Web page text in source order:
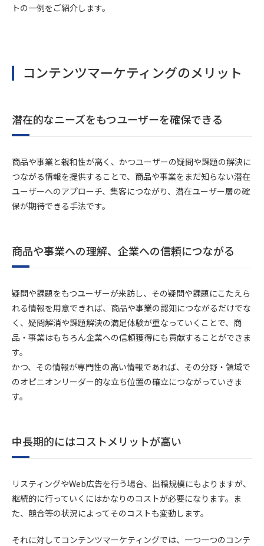
トの一例をご紹介します。
コンテンツマーケティングのメリット
潜在的なニーズをもつユーザーを確保できる
商品や事業と親和性が高く、かつユーザーの疑問や課題の解決に
つながる情報を提供することで、商品や事業をまだ知らない潜在
ユーザーへのアプローチ、集客につながり、潜在ユーザー層の確
保が期待できる手法です。
商品や事業への理解、企業への信頼につながる
疑問や課題をもつユーザーが来訪し、その疑問や課題にこたえら
れる情報を用意できれば、商品や事業の認知につながるだけでな
く、疑問解消や課題解決の満足体験が重なっていくことで、商
品・事業はもちろん企業への信頼獲得にも貢献することができま
す。
かつ、その情報が専門性の高い情報であれば、その分野・領域で
のオピニオンリーダー的な立ち位置の確立につながっていきま
す。
中長期的にはコストメリットが高い
リスティングやWeb広告を行う場合、出稿規模にもよりますが、
継続的に行っていくにはかなりのコストが必要になります。ま
た、競合等の状況によってそのコストも変動します。
それに対してコンテンツマーケティングでは、一つ一つのコンテ